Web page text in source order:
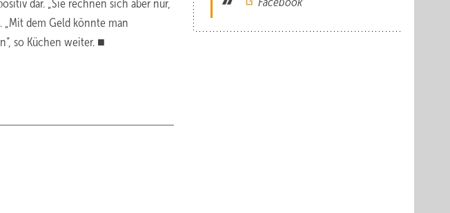
dar. „Sie rechnen sich aber nur,
„Mit dem Geld könnte man
so Küchen weiter. ■